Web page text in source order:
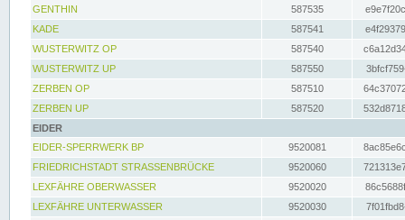
GENTHIN
587535
KADE
587541
WUSTERWITZ OP
587540
WUSTERWITZ UP
587550
ZERBEN OP
587510
ZERBEN UP
587520
EIDER
EIDER-SPERRWERK BP
9520081
FRIEDRICHSTADT STRASSENBRÜCKE
9520060
LEXFÄHRE OBERWASSER
9520020
LEXFÄHRE UNTERWASSER
9520030